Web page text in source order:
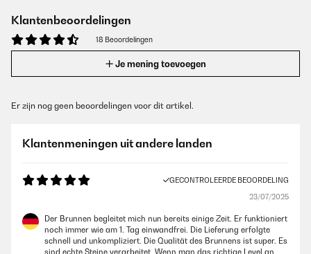
Klantenbeoordelingen
18 Beoordelingen
Je mening toevoegen
Er zijn nog geen beoordelingen voor dit artikel.
Klantenmeningen uit andere landen
GECONTROLEERDE BEOORDELING
23/07/2025
Der Brunnen begleitet mich nun bereits einige Zeit. Er funktioniert
noch immer wie am 1. Tag einwandfrei. Die Lieferung erfolgte
schnell und unkompliziert. Die Qualität des Brunnens ist super. Es
sind echte Steine verarbeitet. Wenn man das richtige Level an